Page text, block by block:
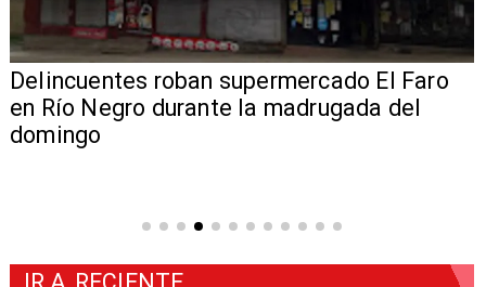
Delincuentes roban supermercado El Faro
en Río Negro durante la madrugada del
domingo